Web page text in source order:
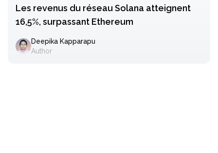
Les revenus du réseau Solana atteignent
16,5%, surpassant Ethereum
Deepika Kapparapu
Author